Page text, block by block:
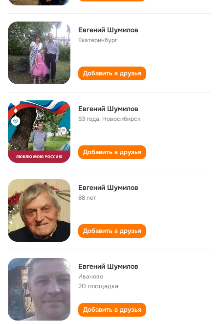
Евгений Шумилов
Екатеринбург
Добавить в друзья
Евгений Шумилов
53 года, Новосибирск
Добавить в друзья
Евгений Шумилов
88 лет
Добавить в друзья
Евгений Шумилов
Иваново
20 площадка
Добавить в друзья